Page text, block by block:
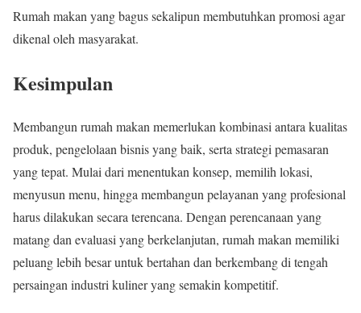
Rumah makan yang bagus sekalipun membutuhkan promosi agar
dikenal oleh masyarakat.
Kesimpulan
Membangun rumah makan memerlukan kombinasi antara kualitas
produk, pengelolaan bisnis yang baik, serta strategi pemasaran
yang tepat. Mulai dari menentukan konsep, memilih lokasi,
menyusun menu, hingga membangun pelayanan yang profesional
harus dilakukan secara terencana. Dengan perencanaan yang
matang dan evaluasi yang berkelanjutan, rumah makan memiliki
peluang lebih besar untuk bertahan dan berkembang di tengah
persaingan industri kuliner yang semakin kompetitif.